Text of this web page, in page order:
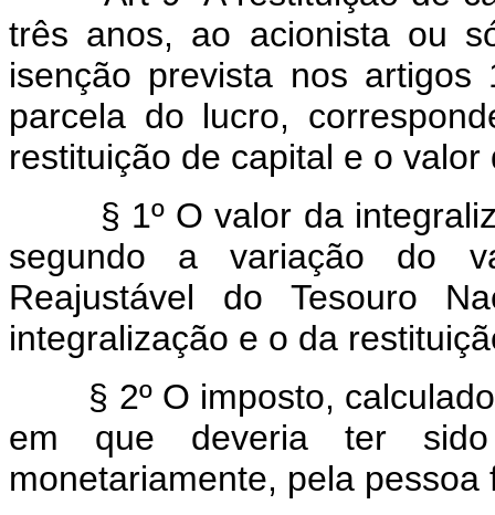
três anos, ao acionista ou
isenção prevista nos
parcela do lucro,
restituição de capital e o
§ 1º O valor da
segundo a variação do
Reajustável do Tesouro
integralização e o da
§ 2º O imposto, calculado
em que deveria ter sido
monetariamente, pela